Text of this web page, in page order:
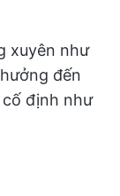
xuyên như
đến
cố định như